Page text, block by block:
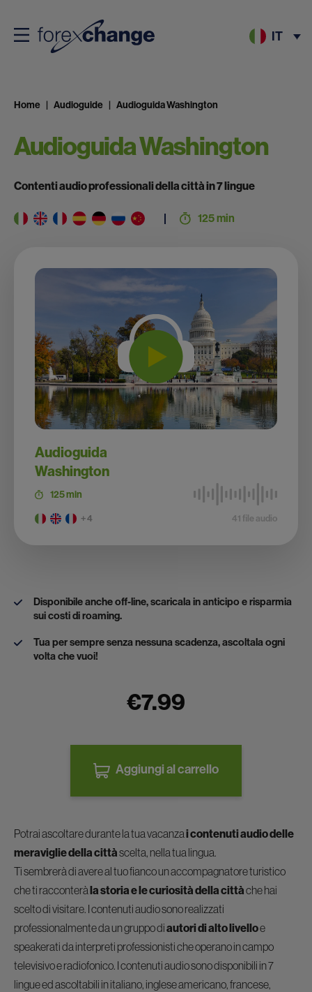
IT
Home Audioguide Audioguida Washington
Audioguida Washington
Contenti audio professionali della città in 7 lingue
125 min
Audioguida
Washington
125 min
+ 4 41 file audio
Disponibile anche off-line, scaricala in anticipo e risparmia
sui costi di roaming.
Tua per sempre senza nessuna scadenza, ascoltala ogni
volta che vuoi!
€7.99
Aggiungi al carrello
Potrai ascoltare durante la tua vacanzai contenuti audio delle
meraviglie della cittàscelta, nella tua lingua.
Ti sembrerà di avere al tuo fianco un accompagnatore turistico
che ti racconteràla storia e le curiosità della cittàche hai
scelto di visitare. I contenuti audio sono realizzati
professionalmente da un gruppo diautori di alto livelloe
speakerati da interpreti professionisti che operano in campo
televisivo e radiofonico. I contenuti audio sono disponibili in 7
lingue ed ascoltabili in italiano, inglese americano, francese,